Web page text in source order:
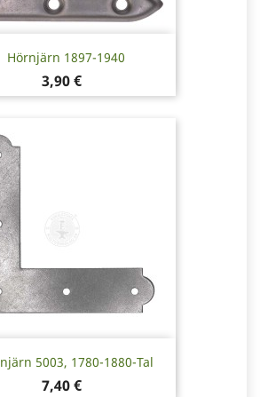
Hörnjärn 1897-1940
Pris
3,90 €
5003, 1780-1880-Tal
Pris
7,40 €